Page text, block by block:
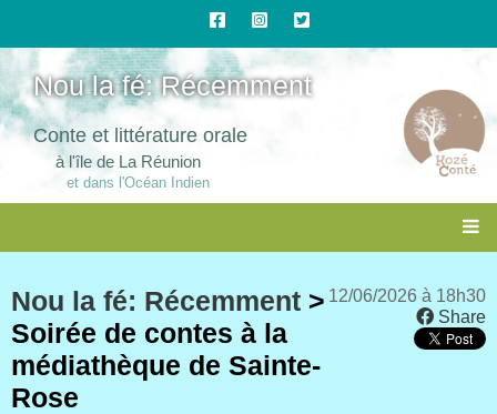
Nou la fé: Récemment
Conte et littérature orale
à l'île de La Réunion
et dans l'Océan Indien
12/06/2026 à 18h30
Share
Nou la fé: Récemment >
Soirée de contes à la
médiathèque de Sainte-
Rose